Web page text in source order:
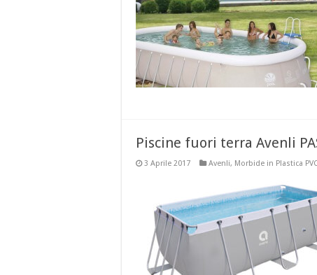
Piscine fuori terra Avenli
3 Aprile 2017 Avenli, Morbide in Plastica